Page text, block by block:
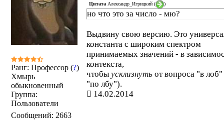
Ранг: Профессор (?)
Хмырь
обыкновенный
Группа:
Пользователи
Сообщений: 2663
Цитата Александр_Игрицкий ( )
но что это за число - мю?
Выдвину свою версию. Это
константа с широким спектром
принимаемых значений - в
контекста,
чтобы усклизнуть от вопроса "в
"по лбу").
14.02.2014